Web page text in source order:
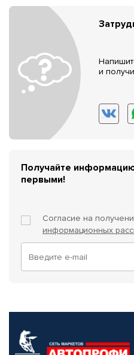
и
Получайте
первыми!
Согласие на
информационных